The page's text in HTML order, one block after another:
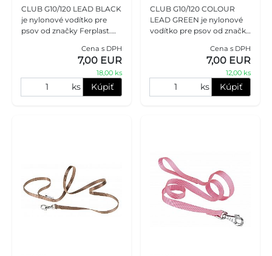
CLUB G10/120 LEAD BLACK
je nylonové vodítko pre
psov od značky Ferplast.
cm. Toto pevné a odolné
vodítko je vyrobené z nylo
Cena s DPH
7,00 EUR
18,00 ks
ks Kúpiť
CLUB G10/120 COLOUR
LEAD GREEN je nylonové
vodítko pre psov od značky
dĺžku 120 cm. Toto pevné a
odolné vodítko je vyrobené
Cena s DPH
7,00 EUR
12,00 ks
ks Kúpiť